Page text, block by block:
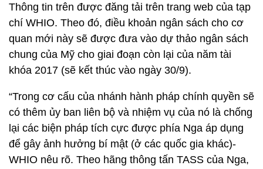
Thông tin trên được đăng tải trên trang web của tạp
chí WHIO. Theo đó, điều khoản ngân sách cho cơ
quan mới này sẽ được đưa vào dự thảo ngân sách
chung của Mỹ cho giai đoạn còn lại của năm tài
khóa 2017 (sẽ kết thúc vào ngày 30/9).
“Trong cơ cấu của nhánh hành pháp chính quyền sẽ
có thêm ủy ban liên bộ và nhiệm vụ của nó là chống
lại các biện pháp tích cực được phía Nga áp dụng
để gây ảnh hưởng bí mật (ở các quốc gia khác)-
WHIO nêu rõ. Theo hãng thông tấn TASS của Nga,